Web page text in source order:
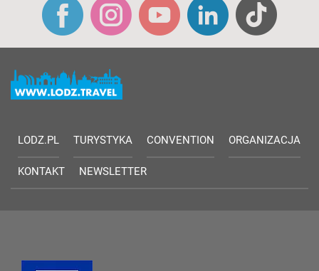
LODZ.PL TURYSTYKA CONVENTION ORGANIZACJA
KONTAKT NEWSLETTER